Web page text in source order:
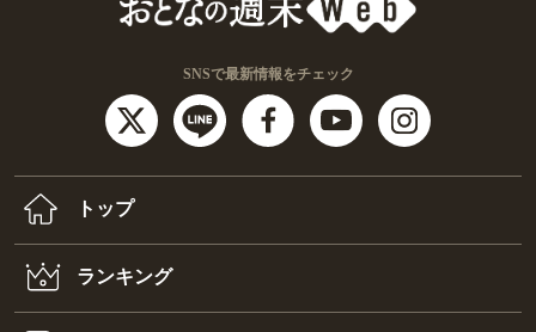
SNSで最新情報をチェック
トップ
ランキング